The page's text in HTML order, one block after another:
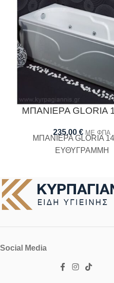
ΜΠΑΝΙΕΡΑ GLORIA
235,00 € ΜΕ ΦΠΑ
ΜΠΑΝΙΕΡΑ GLORIA
ΕΥΘΥΓΡΑΜΜΗ
Social Media